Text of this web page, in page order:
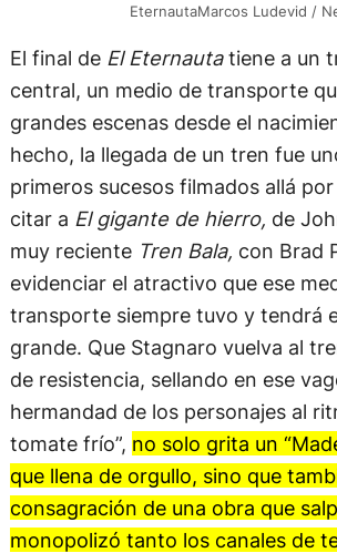
EternautaMarcos Ludevid /
El final de El Eternautatiene a un
central, un medio de transporte
grandes escenas desde el
hecho, la llegada de un tren fue
primeros sucesos filmados allá
citar a El gigante de hierro, de
muy reciente Tren Bala, con Brad
evidenciar el atractivo que ese
transporte siempre tuvo y tendrá
grande. Que Stagnaro vuelva al
de resistencia, sellando en ese
hermandad de los personajes al
tomate frío”, no solo grita un
que llena de orgullo, sino que
consagración de una obra que
monopolizó tanto los canales de